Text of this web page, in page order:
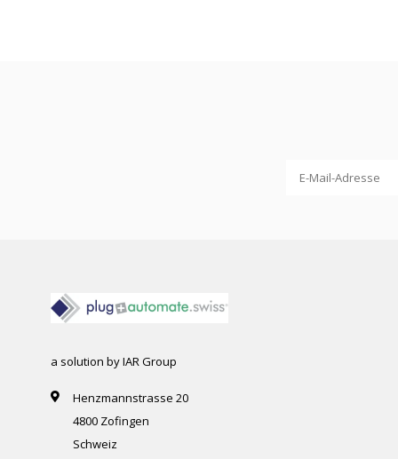
a solution by IAR Group
Henzmannstrasse 20
4800 Zofingen
Schweiz